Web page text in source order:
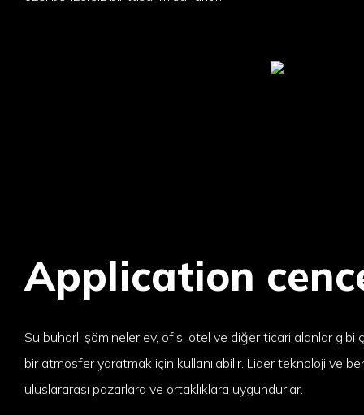
Application
Su buharlı şömineler ev, ofis, otel ve diğer ticari alanlar gibi
bir atmosfer yaratmak için kullanılabilir. Lider teknoloji ve
uluslararası pazarlara ve ortaklıklara uygundurlar.